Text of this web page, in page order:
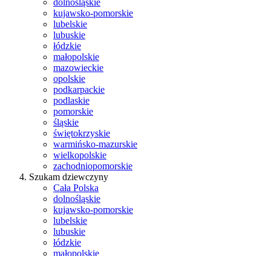
dolnośląskie
kujawsko-pomorskie
lubelskie
lubuskie
łódzkie
małopolskie
mazowieckie
opolskie
podkarpackie
podlaskie
pomorskie
śląskie
świętokrzyskie
warmińsko-mazurskie
wielkopolskie
zachodniopomorskie
Szukam dziewczyny
Cała Polska
dolnośląskie
kujawsko-pomorskie
lubelskie
lubuskie
łódzkie
małopolskie